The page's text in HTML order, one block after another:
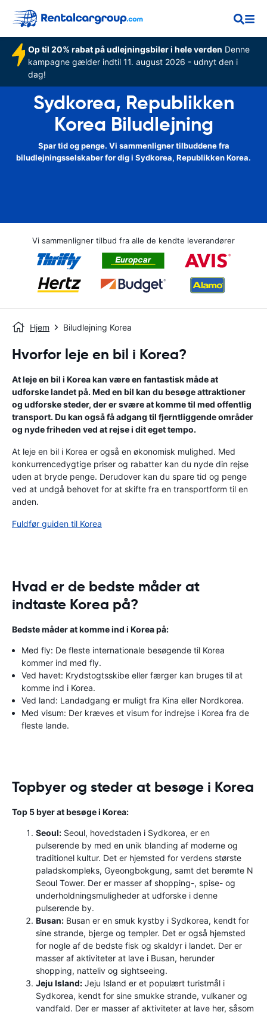
Op til 20% rabat på udlejningsbiler i hele verden Denne
kampagne gælder indtil 11. august 2026 - udnyt den i
dag!
Sydkorea, Republikken
Korea Biludlejning
Spar tid og penge. Vi sammenligner tilbuddene fra
biludlejningsselskaber for dig i Sydkorea, Republikken Korea.
Vi sammenligner tilbud fra alle de kendte leverandører
Hjem Biludlejning Korea
Hvorfor leje en bil i Korea?
At leje en bil i Korea kan være en fantastisk måde at
udforske landet på. Med en bil kan du besøge attraktioner
og udforske steder, der er svære at komme til med offentlig
transport. Du kan også få adgang til fjerntliggende områder
og nyde friheden ved at rejse i dit eget tempo.
At leje en bil i Korea er også en økonomisk mulighed. Med
konkurrencedygtige priser og rabatter kan du nyde din rejse
uden at bryde penge. Derudover kan du spare tid og penge
ved at undgå behovet for at skifte fra en transportform til en
anden.
Fuldfør guiden til Korea
Hvad er de bedste måder at
indtaste Korea på?
Bedste måder at komme ind i Korea på:
Med fly: De fleste internationale besøgende til Korea
kommer ind med fly.
Ved havet: Krydstogtsskibe eller færger kan bruges til at
komme ind i Korea.
Ved land: Landadgang er muligt fra Kina eller Nordkorea.
Med visum: Der kræves et visum for indrejse i Korea fra de
fleste lande.
Topbyer og steder at besøge i Korea
Top 5 byer at besøge i Korea:
Seoul: Seoul, hovedstaden i Sydkorea, er en
pulserende by med en unik blanding af moderne og
traditionel kultur. Det er hjemsted for verdens største
paladskompleks, Gyeongbokgung, samt det berømte N
Seoul Tower. Der er masser af shopping-, spise- og
underholdningsmuligheder at udforske i denne
pulserende by.
Busan: Busan er en smuk kystby i Sydkorea, kendt for
sine strande, bjerge og templer. Det er også hjemsted
for nogle af de bedste fisk og skaldyr i landet. Der er
masser af aktiviteter at lave i Busan, herunder
shopping, natteliv og sightseeing.
Jeju Island: Jeju Island er et populært turistmål i
Sydkorea, kendt for sine smukke strande, vulkaner og
vandfald. Der er masser af aktiviteter at lave her, såsom